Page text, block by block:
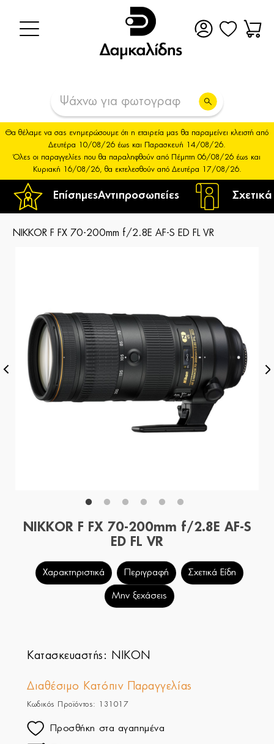
ΕπίσημεςΑντιπροσωπείες
Θα θέλαμε να σας ενημερώσουμε ότι η εταιρεία μας θα παραμείνει κλειστή από
Δευτέρα 10/08/26 έως και Παρασκευή 14/08/26.
Όλες οι παραγγελίες που θα παραληφθούν από Πέμπτη 06/08/26 έως και
Κυριακή 16/08/26, θα εκτελεσθούν από Δευτέρα 17/08/26.
NIKKOR F FX 70-200mm f/2.8E AF-S ED FL VR
NIKKOR F FX 70-200mm f/2.8E AF-S
ED FL VR
Χαρακτηριστικά Περιγραφή Σχετικά Είδη
Μην ξεχάσεις
Κατασκευαστής: NIKON
Διαθέσιμο Κατόπιν Παραγγελίας
Κωδικός Προϊόντος: 131017
Προσθήκη στα αγαπημένα